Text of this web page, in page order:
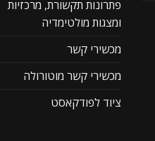
פתרונות תקשורת, מרכזיות
ומצגות מולטימדיה
מכשירי קשר
מכשירי קשר מוטורולה
ציוד לפודקאסט